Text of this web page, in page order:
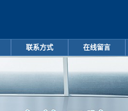
联系方式 在线留言